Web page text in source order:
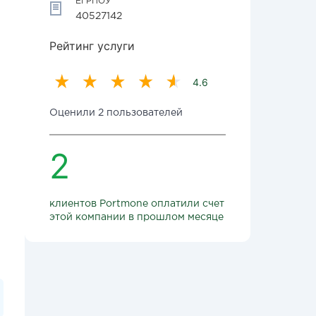
40527142
Рейтинг услуги
4.6
Оценили 2 пользователей
2
клиентов Portmone оплатили счет
этой компании в прошлом месяце